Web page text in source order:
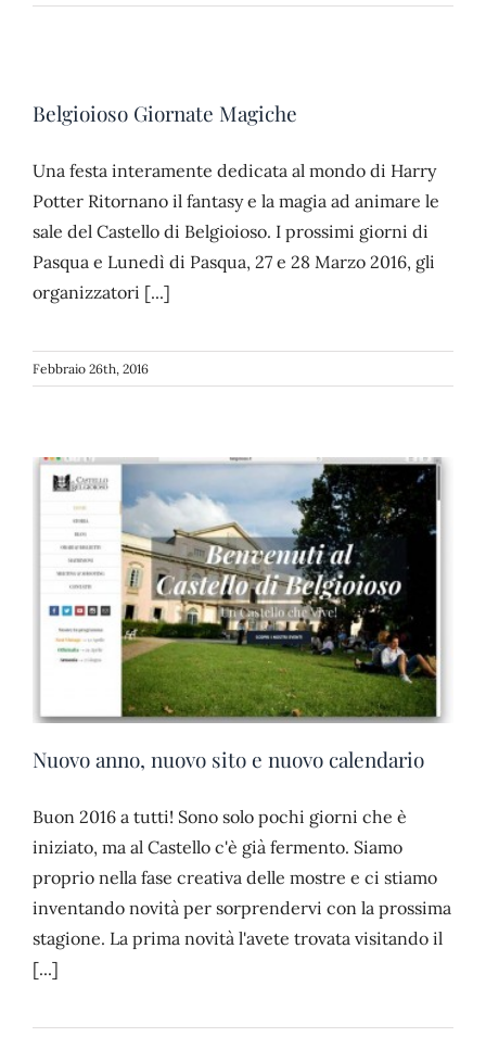
Belgioioso Giornate Magiche
Una festa interamente dedicata al mondo di Harry
Potter Ritornano il fantasy e la magia ad animare le
sale del Castello di Belgioioso. I prossimi giorni di
Pasqua e Lunedì di Pasqua, 27 e 28 Marzo 2016, gli
organizzatori [...]
Febbraio 26th, 2016
Nuovo anno, nuovo sito e nuovo calendario
Buon 2016 a tutti! Sono solo pochi giorni che è
iniziato, ma al Castello c'è già fermento. Siamo
proprio nella fase creativa delle mostre e ci stiamo
inventando novità per sorprendervi con la prossima
stagione. La prima novità l'avete trovata visitando il
[...]